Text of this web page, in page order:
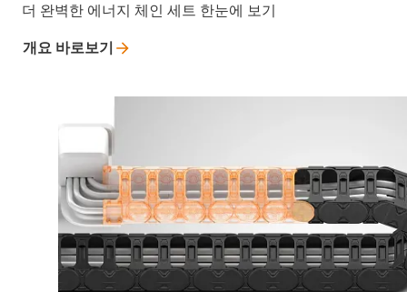
더 완벽한 에너지 체인 세트 한눈에 보기
개요 바로보기